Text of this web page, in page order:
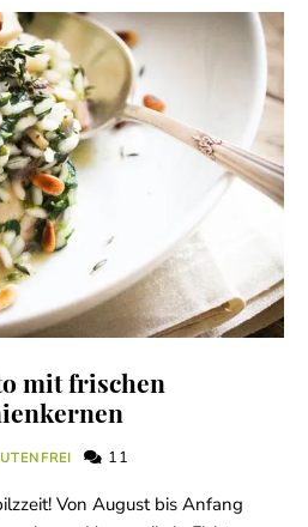
mit frischen
11
Von August bis Anfang